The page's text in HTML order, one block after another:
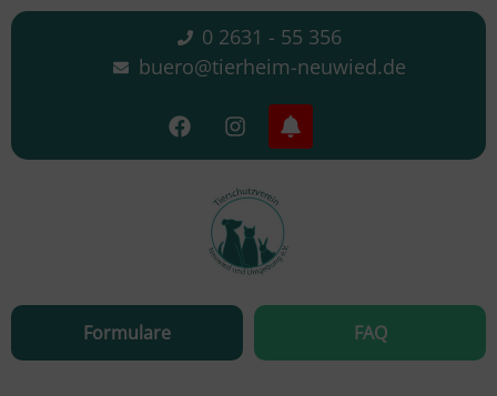
0 2631 - 55 356
buero@tierheim-neuwied.de
Formulare FAQ